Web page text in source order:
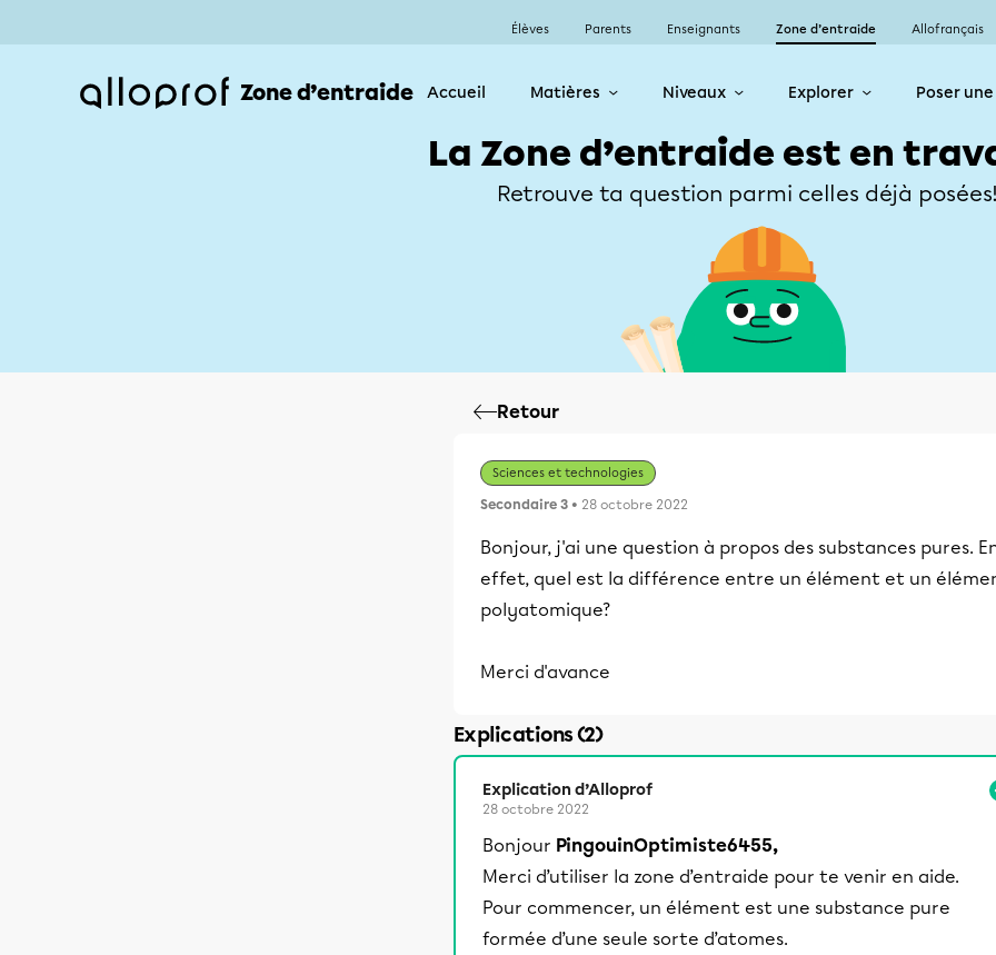
Élèves Parents Enseignants Zone d’entraide Allofrançais
Zone d’entraide Accueil Matières Niveaux Explorer Poser
La Zone d’entraide est en
Retrouve ta question parmi celles déjà
Retour
Sciences et technologies
Secondaire 3 • 28 octobre 2022
Bonjour, j'ai une question à propos des substances pures.
effet, quel est la différence entre un élément et un
polyatomique?
Merci d'avance
Explications (2)
Explication d’Alloprof
28 octobre 2022
Bonjour PingouinOptimiste6455,
Merci d’utiliser la zone d’entraide pour te venir en aide.
Pour commencer, un élément est une substance pure
formée d’une seule sorte d’atomes.